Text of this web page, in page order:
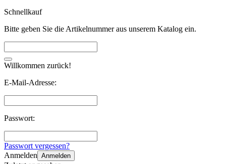
Schnellkauf
Bitte geben Sie die Artikelnummer aus unserem Katalog ein.
Willkommen zurück!
E-Mail-Adresse:
Passwort:
Passwort vergessen?
Anmelden Anmelden